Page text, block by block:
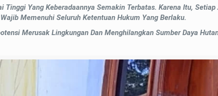
Tinggi Yang Keberadaannya Semakin Terbatas. Karena Itu,
Memenuhi Seluruh Ketentuan Hukum Yang Berlaku.
Merusak Lingkungan Dan Menghilangkan Sumber Daya